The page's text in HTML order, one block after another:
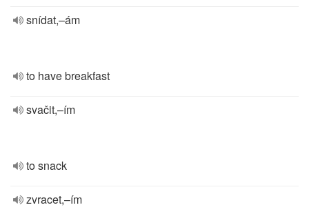
snídat,–ám
to have breakfast
svačit,–ím
to snack
zvracet,–ím